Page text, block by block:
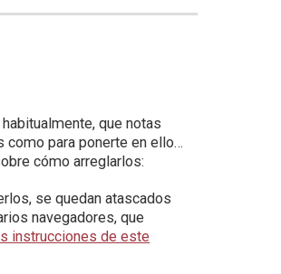
que notas
como para ponerte en ello…
cómo arreglarlos:
se quedan atascados
navegadores, que
instrucciones de este